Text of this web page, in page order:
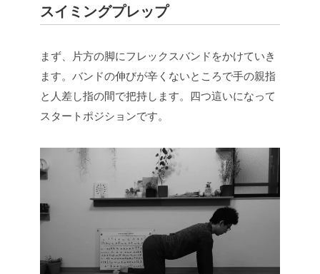
スイミングプレップ
まず、片方の脚にフレックスバンドをかけていき
ます。バンドの伸びが辛くないところで手の親指
と人差し指の間で把持します。四つ這いになって
スタートポジションです。